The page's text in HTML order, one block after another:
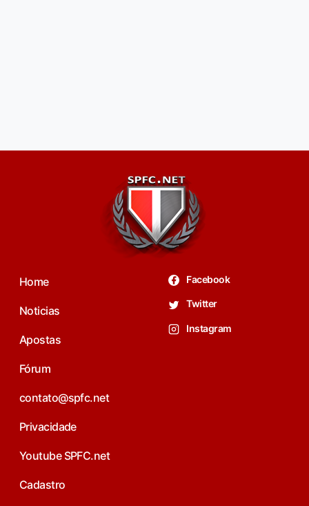
Home
Noticias
Apostas
Fórum
contato@spfc.net
Privacidade
Youtube SPFC.net
Cadastro
Facebook
Twitter
Instagram